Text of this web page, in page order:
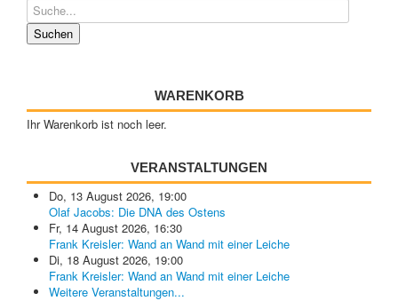
WARENKORB
Ihr Warenkorb ist noch leer.
VERANSTALTUNGEN
Do, 13 August 2026, 19:00
Olaf Jacobs: Die DNA des Ostens
Fr, 14 August 2026, 16:30
Frank Kreisler: Wand an Wand mit einer Leiche
Di, 18 August 2026, 19:00
Frank Kreisler: Wand an Wand mit einer Leiche
Weitere Veranstaltungen...